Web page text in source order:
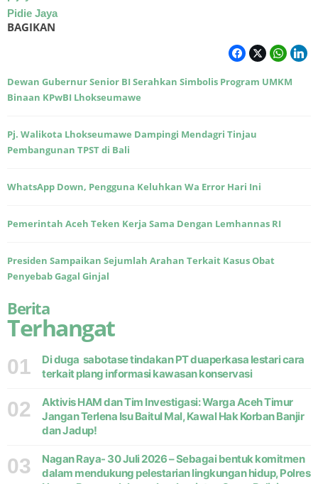
Pidie Jaya
BAGIKAN
Dewan Gubernur Senior BI Serahkan Simbolis Program UMKM
Binaan KPwBI Lhokseumawe
Pj. Walikota Lhokseumawe Dampingi Mendagri Tinjau
Pembangunan TPST di Bali
WhatsApp Down, Pengguna Keluhkan Wa Error Hari Ini
Pemerintah Aceh Teken Kerja Sama Dengan Lemhannas RI
Presiden Sampaikan Sejumlah Arahan Terkait Kasus Obat
Penyebab Gagal Ginjal
Berita
Terhangat
01
Di duga sabotase tindakan PT duaperkasa lestari cara
terkait plang informasi kawasan konservasi
02
Aktivis HAM dan Tim Investigasi: Warga Aceh Timur
Jangan Terlena Isu Baitul Mal, Kawal Hak Korban Banjir
dan Jadup!
03
Nagan Raya- 30 Juli 2026 – Sebagai bentuk komitmen
dalam mendukung pelestarian lingkungan hidup, Polres